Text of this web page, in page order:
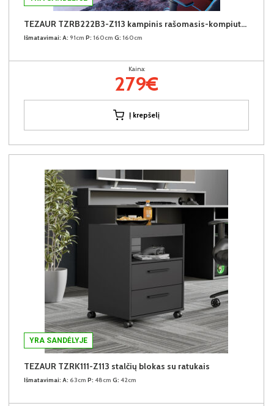
TEZAUR TZRB222B3-Z113 kampinis rašomasis-kompiuterinių žaidimų stalas su LED
Išmatavimai: A: 91cm P: 160cm G: 160cm
Kaina:
279€
Į krepšelį
YRA SANDĖLYJE
TEZAUR TZRK111-Z113 stalčių blokas su ratukais
Išmatavimai: A: 63cm P: 48cm G: 42cm